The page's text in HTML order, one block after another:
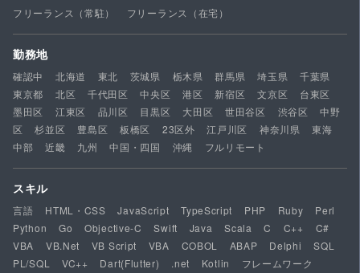
フリーランス（常駐） フリーランス（在宅）
勤務地
確認中 北海道 東北 茨城県 栃木県 群馬県 埼玉県
千葉県
東京都
北区 千代田区 中央区 港区 新宿区 文京区
台東区
墨田区
江東区 品川区 目黒区 大田区 世田谷区 渋谷区
中野
区
杉並区 豊島区 板橋区 23区外 江戸川区 神奈川県
東海
中部
近畿 九州 中国・四国 沖縄 フルリモート
スキル
言語 HTML・CSS JavaScript TypeScript PHP Ruby
Perl
Python
Go Objective-C Swift Java Scala C C++
C#
VBA
VB.Net VB Script VBA COBOL ABAP Delphi
SQL
PL/SQL
VC++ Dart(Flutter) .net Kotlin
フレームワーク